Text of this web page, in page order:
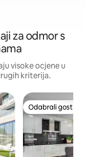
za odmor s
visoke ocjene u
kriterija.
Odabrali gosti
Odabrali gosti